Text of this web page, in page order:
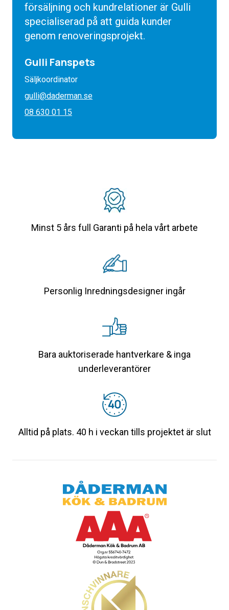
försäljning och kundrelationer är Gulli
specialiserad på att guida kunder
genom renoveringsprojekt.
Gulli Fanspets
Säljkoordinator
gulli@daderman.se
08 630 01 15
Minst 5 års full Garanti på hela vårt arbete
Personlig Inredningsdesigner ingår
Bara auktoriserade hantverkare & inga
underleverantörer
Alltid på plats. 40 h i veckan tills projektet är slut